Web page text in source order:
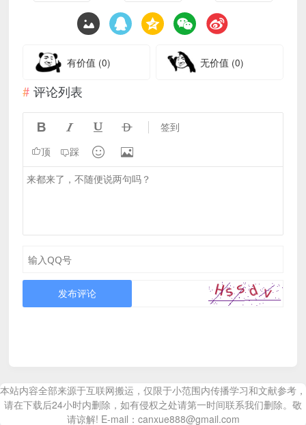
有价值 (0) 无价值 (0)
评论列表
    签到
顶 踩  
发布评论
本站内容全部来源于互联网搬运，仅限于小范围内传播学习和文献参考，
请在下载后24小时内删除，如有侵权之处请第一时间联系我们删除。敬
请谅解! E-mail：canxue888@gmail.com